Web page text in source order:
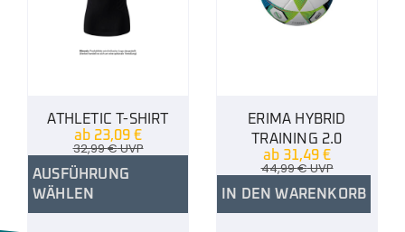
ATHLETIC T-SHIRT
ab 23,09 €
32,99€UVP
AUSFÜHRUNG
WÄHLEN
ERIMA HYBRID
TRAINING 2.0
ab 31,49 €
44,99€UVP
IN DEN WARENKORB